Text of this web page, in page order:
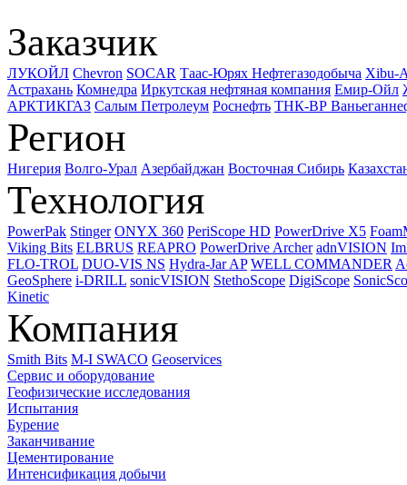
Заказчик
ЛУКОЙЛ Chevron SOCAR Таас-Юрях Нефтегазодобыча Xibu-
Астрахань Комнедра Иркутская нефтяная компания Емир-Ойл
АРКТИКГАЗ Салым Петролеум Роснефть ТНК-ВР
Регион
Нигерия Волго-Урал Азербайджан Восточная Сибирь
Технология
PowerPak Stinger ONYX 360 PeriScope HD PowerDrive X5
Viking Bits ELBRUS REAPRO PowerDrive Archer adnVISION
FLO-TROL DUO-VIS NS Hydra-Jar AP WELL COMMANDER
GeoSphere i-DRILL sonicVISION StethoScope DigiScope
Kinetic
Компания
Smith Bits M-I SWACO Geoservices
Сервис и оборудование
Геофизические исследования
Испытания
Бурение
Заканчивание
Цементирование
Интенсификация добычи